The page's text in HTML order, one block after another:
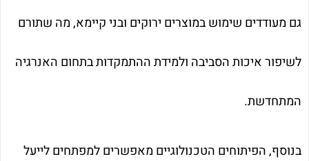
גם מעודדים שימוש במוצרים ירוקים ובני קיימא, מה שתורם
לשיפור איכות הסביבה ולמידת ההתמקדות בתחום האנרגיה
המתחדשת.
בנוסף, הפיתוחים הטכנולוגיים מאפשרים למפתחים לייעל